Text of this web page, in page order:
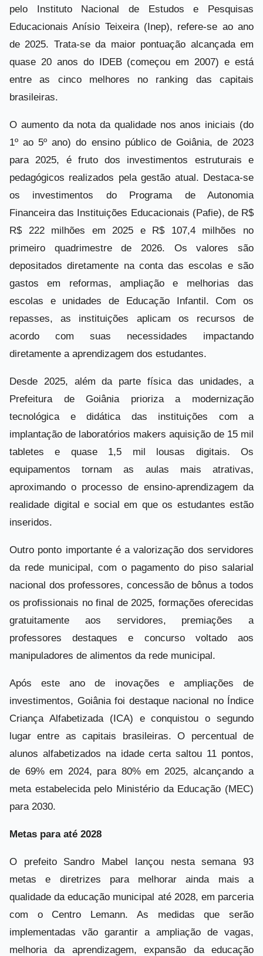
pelo Instituto Nacional de Estudos e Pesquisas
Educacionais Anísio Teixeira (Inep), refere-se ao ano
de 2025. Trata-se da maior pontuação alcançada em
quase 20 anos do IDEB (começou em 2007) e está
entre as cinco melhores no ranking das capitais
brasileiras.
O aumento da nota da qualidade nos anos iniciais (do
1º ao 5º ano) do ensino público de Goiânia, de 2023
para 2025, é fruto dos investimentos estruturais e
pedagógicos realizados pela gestão atual. Destaca-se
os investimentos do Programa de Autonomia
Financeira das Instituições Educacionais (Pafie), de R$
R$ 222 milhões em 2025 e R$ 107,4 milhões no
primeiro quadrimestre de 2026. Os valores são
depositados diretamente na conta das escolas e são
gastos em reformas, ampliação e melhorias das
escolas e unidades de Educação Infantil. Com os
repasses, as instituições aplicam os recursos de
acordo com suas necessidades impactando
diretamente a aprendizagem dos estudantes.
Desde 2025, além da parte física das unidades, a
Prefeitura de Goiânia prioriza a modernização
tecnológica e didática das instituições com a
implantação de laboratórios makers aquisição de 15 mil
tabletes e quase 1,5 mil lousas digitais. Os
equipamentos tornam as aulas mais atrativas,
aproximando o processo de ensino-aprendizagem da
realidade digital e social em que os estudantes estão
inseridos.
Outro ponto importante é a valorização dos servidores
da rede municipal, com o pagamento do piso salarial
nacional dos professores, concessão de bônus a todos
os profissionais no final de 2025, formações oferecidas
gratuitamente aos servidores, premiações a
professores destaques e concurso voltado aos
manipuladores de alimentos da rede municipal.
Após este ano de inovações e ampliações de
investimentos, Goiânia foi destaque nacional no Índice
Criança Alfabetizada (ICA) e conquistou o segundo
lugar entre as capitais brasileiras. O percentual de
alunos alfabetizados na idade certa saltou 11 pontos,
de 69% em 2024, para 80% em 2025, alcançando a
meta estabelecida pelo Ministério da Educação (MEC)
para 2030.
Metas para até 2028
O prefeito Sandro Mabel lançou nesta semana 93
metas e diretrizes para melhorar ainda mais a
qualidade da educação municipal até 2028, em parceria
com o Centro Lemann. As medidas que serão
implementadas vão garantir a ampliação de vagas,
melhoria da aprendizagem, expansão da educação